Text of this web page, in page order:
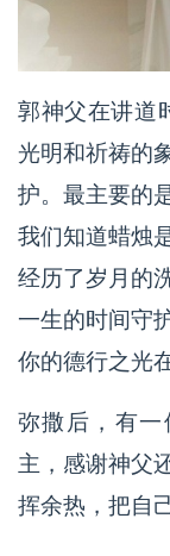
郭神父在讲道
光明和祈祷的
护。最主要的
我们知道蜡烛
经历了岁月的
一生的时间守
你的德行之光
弥撒后，有一
主，感谢神父
挥余热，把自